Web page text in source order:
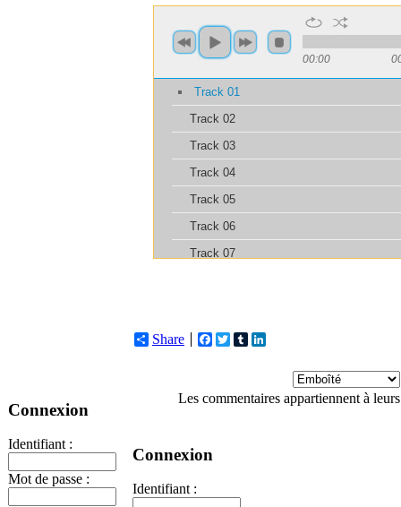
Connexion
Identifiant :
Mot de passe :
Share Facebook
TwitterTumblr
Les commentaires appartiennent à
Connexion
Identifiant :